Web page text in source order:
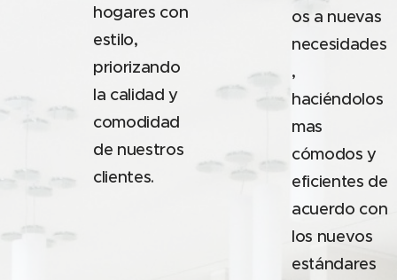
hogares con
estilo,
priorizando
la calidad y
comodidad
de nuestros
clientes.
os a nuevas
necesidades
,
haciéndolos
mas
cómodos y
eficientes de
acuerdo con
los nuevos
estándares